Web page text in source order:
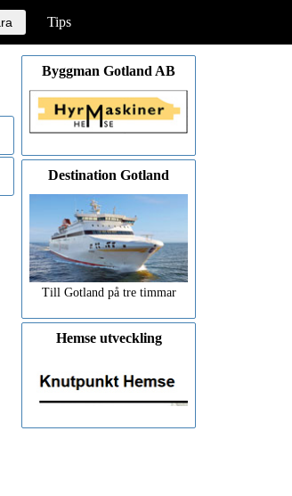
Tips
Byggman Gotland AB
Destination Gotland
Till Gotland på tre timmar
Hemse utveckling